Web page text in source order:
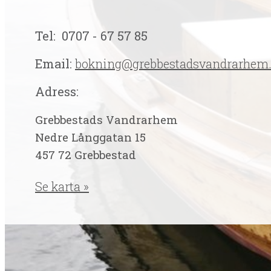
Tel: 0707 - 67 57 85
Email:
Adress:
Grebbestads Vandrarhem
Nedre Långgatan 15
457 72 Grebbestad
Se karta »